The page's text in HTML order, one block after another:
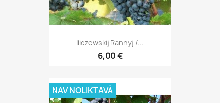
Iliczewskij Rannyj /...
6,00 €
NAV NOLIKTAVĀ